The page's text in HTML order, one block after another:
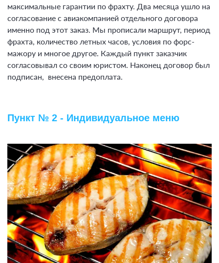
максимальные гарантии по фрахту. Два месяца ушло на
согласование с авиакомпанией отдельного договора
именно под этот заказ. Мы прописали маршрут, период
фрахта, количество летных часов, условия по форс-
мажору и многое другое. Каждый пункт заказчик
согласовывал со своим юристом. Наконец договор был
подписан, внесена предоплата.
Пункт № 2 - Индивидуальное меню